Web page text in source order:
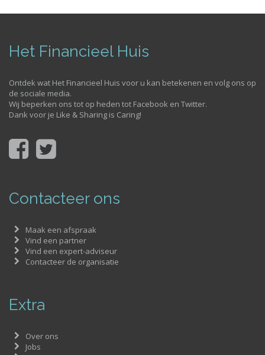
Het Financieel Huis
Ontdek wat Het Financieel Huis voor u kan betekenen en volg ons op
de sociale media.
Wij beperken ons tot op heden tot Facebook en Twitter.
Dank voor je Like & Sharing is Caring!
Contacteer ons
Maak een afspraak
Vind een partner
Vind een expert-adviseur
Contacteer de organisatie
Extra
Over ons
Jobs